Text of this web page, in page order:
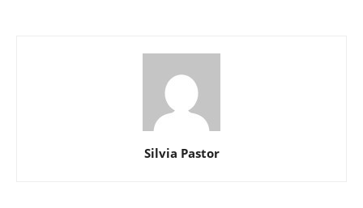
Silvia Pastor